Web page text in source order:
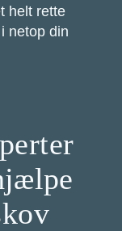
helt rette
netop din